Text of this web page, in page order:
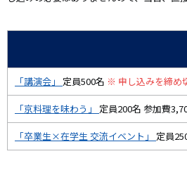
「講演会」 定員500名 ※ 申し込みを締め
「京料理を味わう」 定員200名 参加費
「卒業生×在学生 交流イベント」 定員